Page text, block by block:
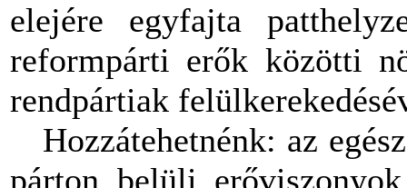
elejére egyfajta
reformpárti erők közötti
rendpártiak
Hozzátehetnénk: az
párton belüli